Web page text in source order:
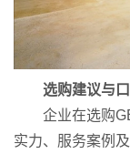
选购建议与口
企业在选购
实力、服务案例